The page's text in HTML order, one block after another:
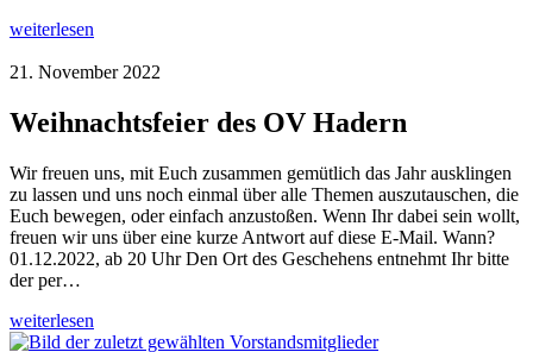
weiterlesen
21. November 2022
Weihnachtsfeier des OV Hadern
Wir freuen uns, mit Euch zusammen gemütlich das Jahr ausklingen
zu lassen und uns noch einmal über alle Themen auszutauschen, die
Euch bewegen, oder einfach anzustoßen. Wenn Ihr dabei sein wollt,
freuen wir uns über eine kurze Antwort auf diese E-Mail. Wann?
01.12.2022, ab 20 Uhr Den Ort des Geschehens entnehmt Ihr bitte
der per…
weiterlesen